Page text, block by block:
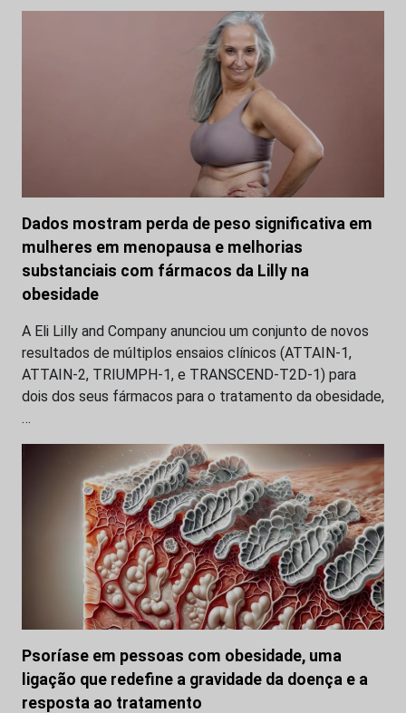
Dados mostram perda de peso significativa em
mulheres em menopausa e melhorias
substanciais com fármacos da Lilly na
obesidade
A Eli Lilly and Company anunciou um conjunto de novos
resultados de múltiplos ensaios clínicos (ATTAIN-1,
ATTAIN-2, TRIUMPH-1, e TRANSCEND-T2D-1) para
dois dos seus fármacos para o tratamento da obesidade,
…
Psoríase em pessoas com obesidade, uma
ligação que redefine a gravidade da doença e a
resposta ao tratamento